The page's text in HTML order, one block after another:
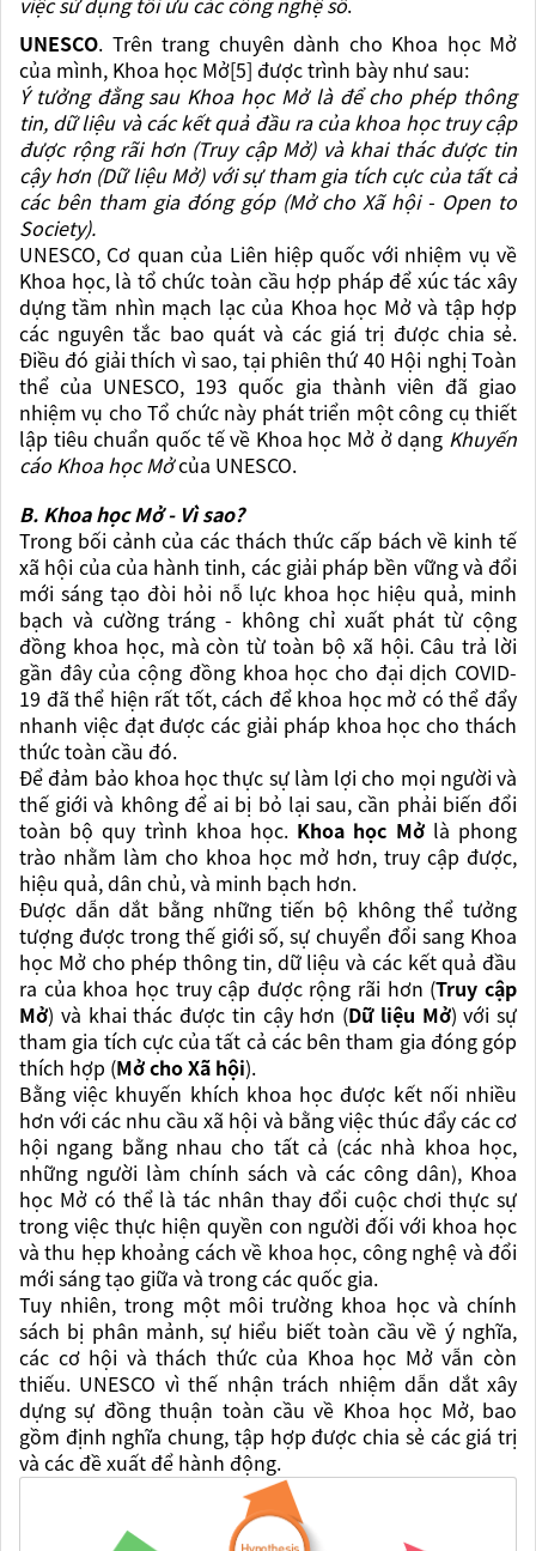
UNESCO. Trên trang chuyên dành cho Khoa học Mở
của mình, Khoa học Mở[5] được trình bày như sau:
Ý tưởng đằng sau Khoa học Mở là để cho phép thông
tin, dữ liệu và các kết quả đầu ra của khoa học truy cập
được rộng rãi hơn (Truy cập Mở) và khai thác được tin
cậy hơn (Dữ liệu Mở) với sự tham gia tích cực của tất cả
các bên tham gia đóng góp (Mở cho Xã hội - Open to
Society).
UNESCO, Cơ quan của Liên hiệp quốc với nhiệm vụ về
Khoa học, là tổ chức toàn cầu hợp pháp để xúc tác xây
dựng tầm nhìn mạch lạc của Khoa học Mở và tập hợp
các nguyên tắc bao quát và các giá trị được chia sẻ.
Điều đó giải thích vì sao, tại phiên thứ 40 Hội nghị Toàn
thể của UNESCO, 193 quốc gia thành viên đã giao
nhiệm vụ cho Tổ chức này phát triển một công cụ thiết
lập tiêu chuẩn quốc tế về Khoa học Mở ở dạng Khuyến
cáo Khoa học Mởcủa UNESCO.
B. Khoa học Mở - Vì sao?
Trong bối cảnh của các thách thức cấp bách về kinh tế
xã hội của của hành tinh, các giải pháp bền vững và đổi
mới sáng tạo đòi hỏi nỗ lực khoa học hiệu quả, minh
bạch và cường tráng - không chỉ xuất phát từ cộng
đồng khoa học, mà còn từ toàn bộ xã hội. Câu trả lời
gần đây của cộng đồng khoa học cho đại dịch COVID-
19 đã thể hiện rất tốt, cách để khoa học mở có thể đẩy
nhanh việc đạt được các giải pháp khoa học cho thách
thức toàn cầu đó.
Để đảm bảo khoa học thực sự làm lợi cho mọi người và
thế giới và không để ai bị bỏ lại sau, cần phải biến đổi
toàn bộ quy trình khoa học. Khoa học Mởlà phong
trào nhằm làm cho khoa học mở hơn, truy cập được,
hiệu quả, dân chủ, và minh bạch hơn.
Được dẫn dắt bằng những tiến bộ không thể tưởng
tượng được trong thế giới số, sự chuyển đổi sang Khoa
học Mở cho phép thông tin, dữ liệu và các kết quả đầu
ra của khoa học truy cập được rộng rãi hơn (Truy cập
Mở) và khai thác được tin cậy hơn (Dữ liệu Mở) với sự
tham gia tích cực của tất cả các bên tham gia đóng góp
thích hợp (Mở cho Xã hội).
Bằng việc khuyến khích khoa học được kết nối nhiều
hơn với các nhu cầu xã hội và bằng việc thúc đẩy các cơ
hội ngang bằng nhau cho tất cả (các nhà khoa học,
những người làm chính sách và các công dân), Khoa
học Mở có thể là tác nhân thay đổi cuộc chơi thực sự
trong việc thực hiện quyền con người đối với khoa học
và thu hẹp khoảng cách về khoa học, công nghệ và đổi
mới sáng tạo giữa và trong các quốc gia.
Tuy nhiên, trong một môi trường khoa học và chính
sách bị phân mảnh, sự hiểu biết toàn cầu về ý nghĩa,
các cơ hội và thách thức của Khoa học Mở vẫn còn
thiếu. UNESCO vì thế nhận trách nhiệm dẫn dắt xây
dựng sự đồng thuận toàn cầu về Khoa học Mở, bao
gồm định nghĩa chung, tập hợp được chia sẻ các giá trị
và các đề xuất để hành động.